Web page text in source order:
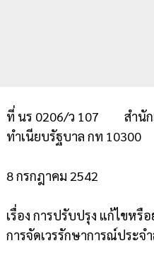
ที่ นร 0206/ว 107 สำนัก
ทำเนียบรัฐบาล กท 10300
8 กรกฎาคม 2542
เรื่อง การปรับปรุง แก้ไขหรื
การจัดเวรรักษาการณ์ประจ